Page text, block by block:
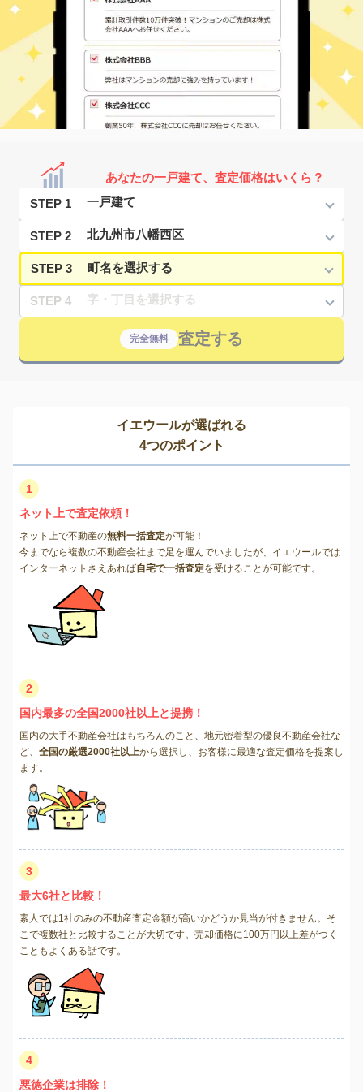
あなたの一戸建て、査定価格はいくら？
STEP 1
STEP 2
STEP 3
STEP 4
完全無料 査定する
イエウールが選ばれる
4つのポイント
1
ネット上で査定依頼！
ネット上で不動産の無料一括査定が可能！
今までなら複数の不動産会社まで足を運んでいましたが、イエウールでは
インターネットさえあれば自宅で一括査定を受けることが可能です。
2
国内最多の全国2000社以上と提携！
国内の大手不動産会社はもちろんのこと、地元密着型の優良不動産会社な
ど、 全国の厳選2000社以上から選択し、お客様に最適な査定価格を提案し
ます。
3
最大6社と比較！
素人では1社のみの不動産査定金額が高いかどうか見当が付きません。そ
こで複数社と比較することが大切です。売却価格に100万円以上差がつく
こともよくある話です。
4
悪徳企業は排除！